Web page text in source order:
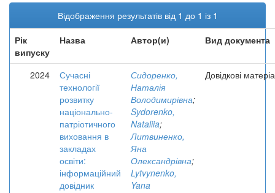
Відображення результатів від 1 до 1 із 1
Рік
випуску
Назва Автор(и) Вид документа
2024
Сучасні
технології
розвитку
національно-
патріотичного
виховання в
закладах
освіти:
інформаційний
довідник
Сидоренко,
Наталія
Володимирівна;
Sydorenko,
Nataliia;
Литвиненко,
Яна
Олександрівна;
Lytvynenko,
Yana
Довідкові